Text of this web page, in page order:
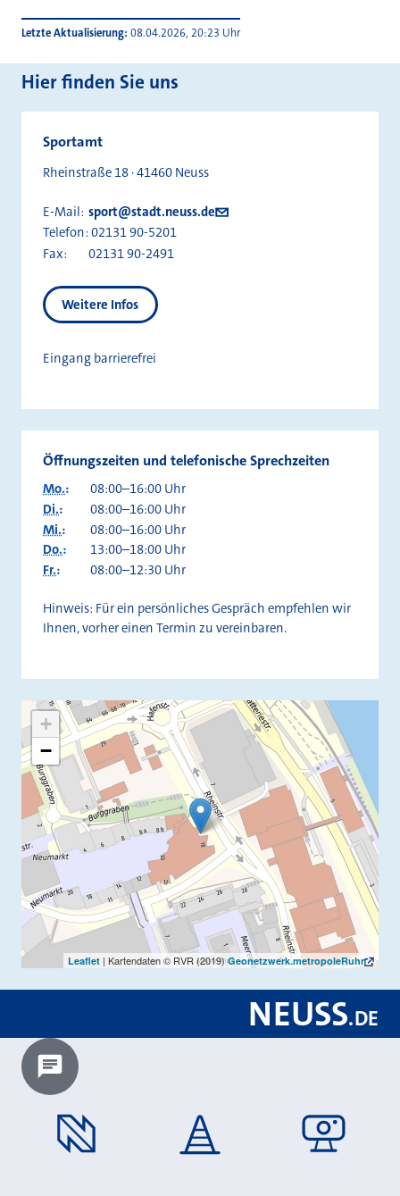
Letzte Aktualisierung 08.04.2026, 20:23 Uhr
Hier finden Sie uns
Sportamt
Rheinstraße 18 · 41460 Neuss
E-Mail: sport@stadt.neuss.de
Telefon: 02131 90-5201
Fax:
02131 90-2491
Weitere Infos
Eingang barrierefrei
Öffnungszeiten und telefonische Sprechzeiten
Mo.:
08:00–16:00 Uhr
Di.:
08:00–16:00 Uhr
Mi.:
08:00–16:00 Uhr
Do.:
13:00–18:00 Uhr
Fr.: 08:00–12:30 Uhr
Hinweis: Für ein persönliches Gespräch empfehlen wir
Ihnen, vorher einen Termin zu vereinbaren.
+
−
Leaflet | Kartendaten © RVR (2019)Geonetzwerk.metropoleRuhr
NEUSS.DE
Chatbot laden?